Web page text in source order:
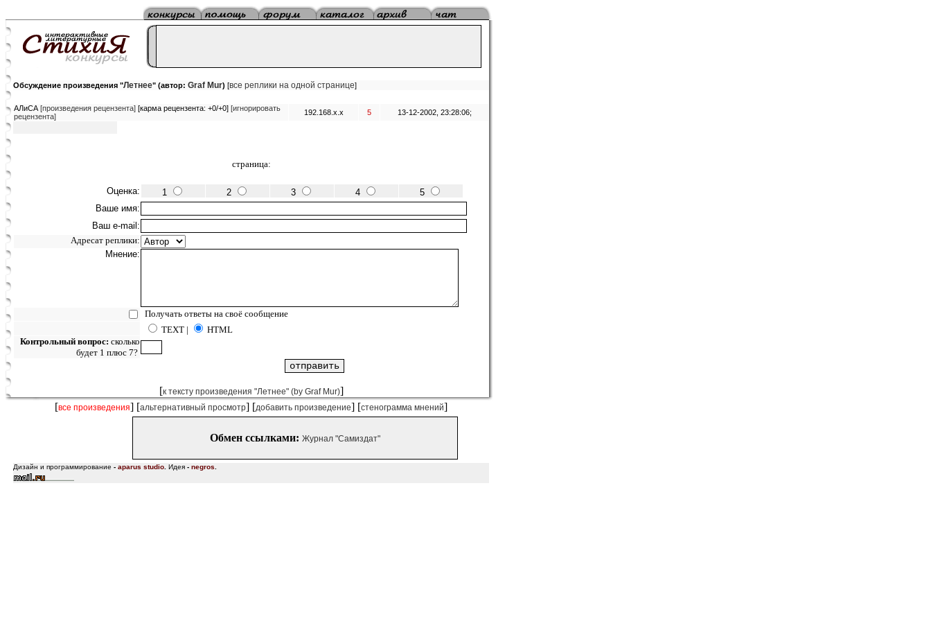
Обсуждение произведения "Летнее" (автор: Graf Mur) [все реплики на одной странице]
АЛиСА [произведения рецензента] [карма рецензента: +0/+0] [игнорировать
рецензента]
192.168.x.x 5 13-12-2002, 23:28:06;
страница:
Оценка: 1 2 3 4
5
Ваше имя:
Ваш e-mail:
Адресат реплики:
Мнение:
Получать ответы на своё сообщение
TEXT |
HTML
Контрольный вопрос: сколько
будет 1 плюс 7?
[к тексту произведения "Летнее" (by Graf Mur)]
[все произведения] [альтернативный просмотр] [добавить произведение] [стенограмма мнений]
Обмен ссылками: Журнал "Самиздат"
Дизайн и программирование - aparus studio Идея - negros